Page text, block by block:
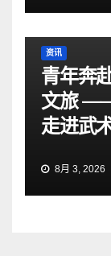
资讯
青年奔
文旅
走进武
8月 3, 2026